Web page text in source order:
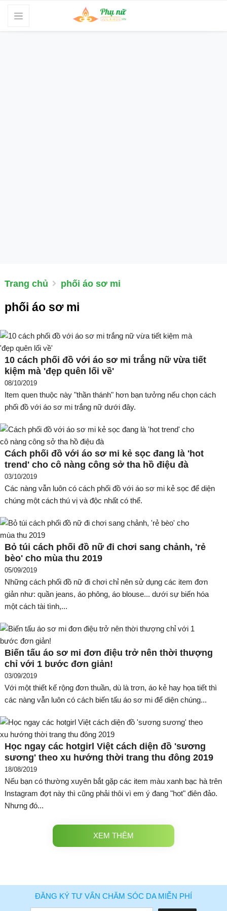
Trang chủ phối áo sơ mi
phối áo sơ mi
10 cách phối đồ với áo sơ mi trắng nữ vừa tiết
kiệm mà 'đẹp quên lối về'
08/10/2019
Item quen thuộc này "thần thánh" hơn bạn tưởng nếu chọn cách
phối đồ với áo sơ mi trắng nữ dưới đây.
Cách phối đồ với áo sơ mi kẻ sọc đang là 'hot
trend' cho cô nàng công sở tha hồ điệu đà
03/10/2019
Các nàng vẫn luôn có cách phối đồ với áo sơ mi kẻ sọc để diện
chúng một cách thú vị và độc nhất có thể.
Bỏ túi cách phối đồ nữ đi chơi sang chảnh, 'rẻ
bèo' cho mùa thu 2019
05/09/2019
Những cách phối đồ nữ đi chơi chỉ nên sử dụng các item đơn
giản như: quần jeans, áo phông, áo blouse... dưới sự biến hóa
một cách tài tình,...
Biến tấu áo sơ mi đơn điệu trở nên thời thượng
chỉ với 1 bước đơn giản!
03/09/2019
Với một thiết kế rộng đơn thuần, dù là trơn, áo kẻ hay họa tiết thì
các nàng vẫn luôn có cách biến tấu áo sơ mi để diện chúng...
Học ngay các hotgirl Việt cách diện đồ 'sương
sương' theo xu hướng thời trang thu đông 2019
18/08/2019
Nếu bạn có thường xuyên bắt gặp các item màu xanh bạc hà trên
Instagram đợt này thì cũng phải thôi vì em ý đang "hot" điên đảo.
Nhưng đó...
XEM THÊM
ĐĂNG KÝ TƯ VẤN CHĂM SÓC DA MIỄN PHÍ